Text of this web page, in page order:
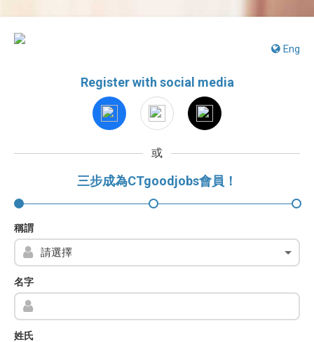
Eng
Register with social media
或
三步成為CTgoodjobs會員！
稱謂
名字
姓氏